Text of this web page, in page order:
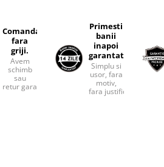
Comanda
fara
griji.
Avem
schimb
sau
retur garantat.
Primesti
banii
inapoi
garantat
Simplu si
usor, fara
motiv,
fara justificari.